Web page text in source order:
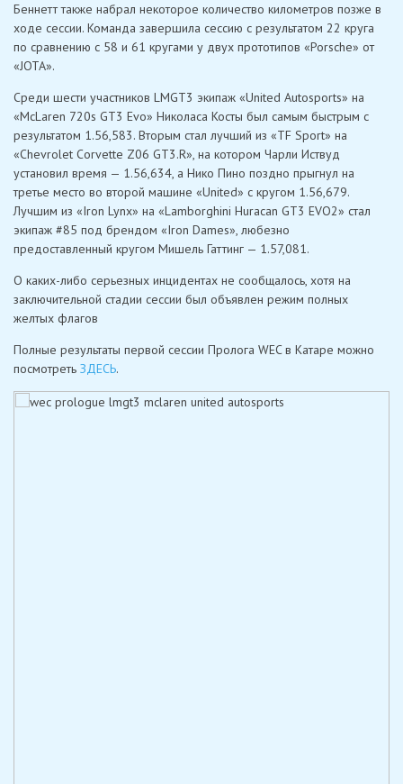
Беннетт также набрал некоторое количество километров позже в
ходе сессии. Команда завершила сессию с результатом 22 круга
по сравнению с 58 и 61 кругами у двух прототипов «Porsche» от
«JOTA».
Среди шести участников LMGT3 экипаж «United Autosports» на
«McLaren 720s GT3 Evo» Николаса Косты был самым быстрым с
результатом 1.56,583. Вторым стал лучший из «TF Sport» на
«Chevrolet Corvette Z06 GT3.R», на котором Чарли Иствуд
установил время — 1.56,634, а Нико Пино поздно прыгнул на
третье место во второй машине «United» с кругом 1.56,679.
Лучшим из «Iron Lynx» на «Lamborghini Huracan GT3 EVO2» стал
экипаж #85 под брендом «Iron Dames», любезно
предоставленный кругом Мишель Гаттинг — 1.57,081.
О каких-либо серьезных инцидентах не сообщалось, хотя на
заключительной стадии сессии был объявлен режим полных
желтых флагов
Полные результаты первой сессии Пролога WEC в Катаре можно
посмотреть ЗДЕСЬ.